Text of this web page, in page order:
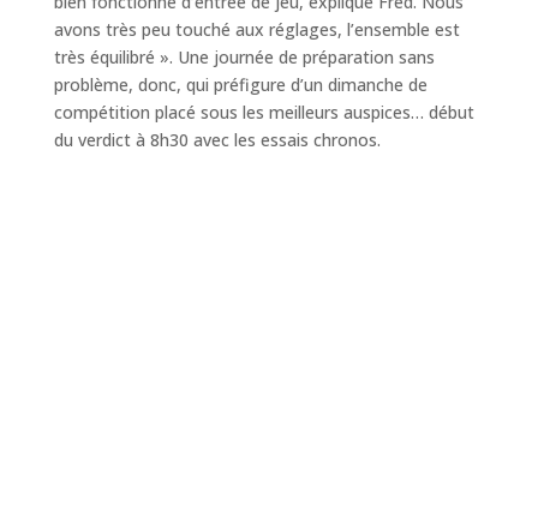
avons très peu touché aux réglages, l’ensemble est
très équilibré ». Une journée de préparation sans
problème, donc, qui préfigure d’un dimanche de
compétition placé sous les meilleurs auspices… début
du verdict à 8h30 avec les essais chronos.